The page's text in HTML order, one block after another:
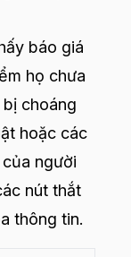
báo giá
họ chưa
choáng
hoặc các
người
nút thắt
thông tin.